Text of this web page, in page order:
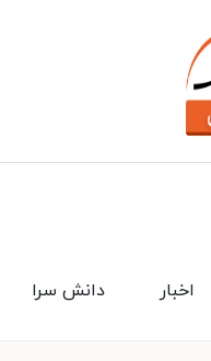
دانش سرا اخبار